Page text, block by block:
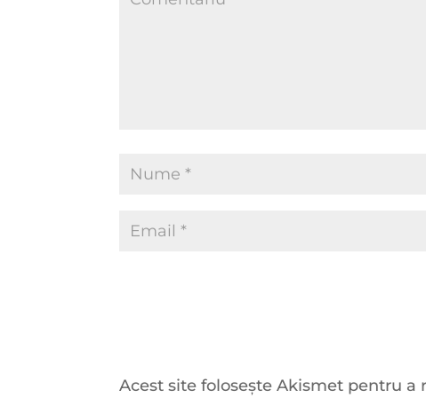
Acest site folosește Akismet pentru